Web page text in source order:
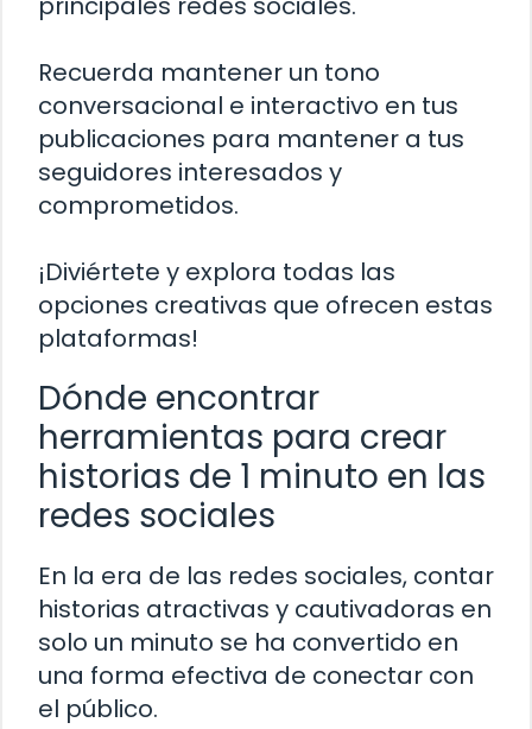
Recuerda mantener un tono
conversacional e interactivo en tus
publicaciones para mantener a tus
seguidores interesados y
comprometidos.
¡Diviértete y explora todas las
opciones creativas que ofrecen estas
plataformas!
Dónde encontrar
herramientas para crear
historias de 1 minuto en las
redes sociales
En la era de las redes sociales, contar
historias atractivas y cautivadoras en
solo un minuto se ha convertido en
una forma efectiva de conectar con
el público.